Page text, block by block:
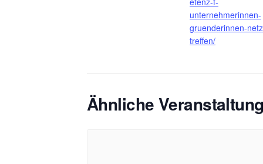
unternehmerinnen-
gruenderinnen-
treffen/
Ähnliche